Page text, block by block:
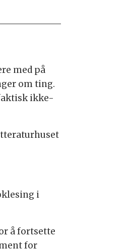
med på
om ting.
ikke-
i
å fortsette
for